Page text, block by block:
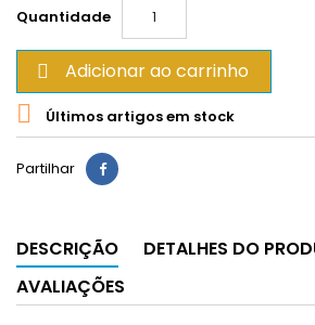
Quantidade
 Adicionar ao carrinho
 Últimos artigos em stock
Partilhar
DESCRIÇÃO
DETALHES DO
AVALIAÇÕES